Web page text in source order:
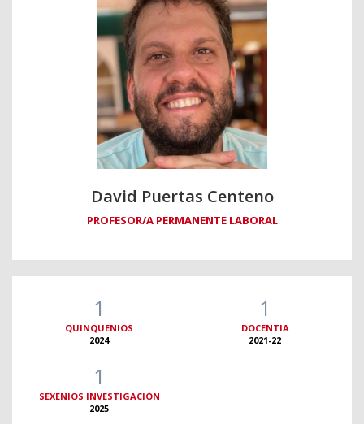
David Puertas Centeno
PROFESOR/A PERMANENTE LABORAL
1
QUINQUENIOS
2024
1
DOCENTIA
2021-22
1
SEXENIOS INVESTIGACIÓN
2025